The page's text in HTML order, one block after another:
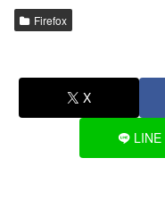
Firefox
X
LINE